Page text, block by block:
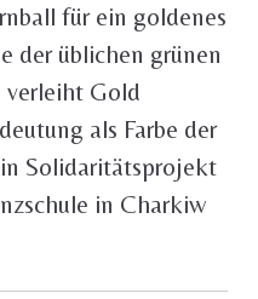
für ein goldenes
der üblichen grünen
verleiht Gold
als Farbe der
Solidaritätsprojekt
in Charkiw